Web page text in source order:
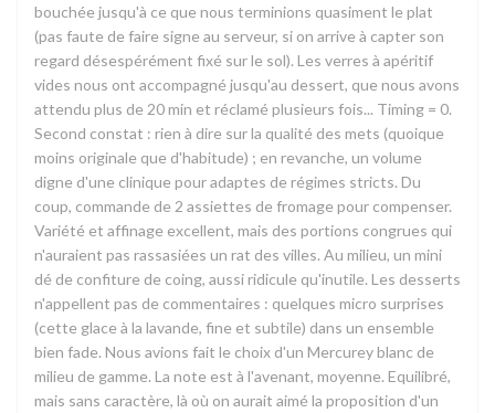
bouchée jusqu'à ce que nous terminions quasiment le plat
(pas faute de faire signe au serveur, si on arrive à capter son
regard désespérément fixé sur le sol). Les verres à apéritif
vides nous ont accompagné jusqu'au dessert, que nous avons
attendu plus de 20 min et réclamé plusieurs fois... Timing = 0.
Second constat : rien à dire sur la qualité des mets (quoique
moins originale que d'habitude) ; en revanche, un volume
digne d'une clinique pour adaptes de régimes stricts. Du
coup, commande de 2 assiettes de fromage pour compenser.
Variété et affinage excellent, mais des portions congrues qui
n'auraient pas rassasiées un rat des villes. Au milieu, un mini
dé de confiture de coing, aussi ridicule qu'inutile. Les desserts
n'appellent pas de commentaires : quelques micro surprises
(cette glace à la lavande, fine et subtile) dans un ensemble
bien fade. Nous avions fait le choix d'un Mercurey blanc de
milieu de gamme. La note est à l'avenant, moyenne. Equilibré,
mais sans caractère, là où on aurait aimé la proposition d'un